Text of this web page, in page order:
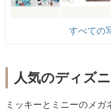
すべての
人気のディズ
ミッキーとミニーのメガ